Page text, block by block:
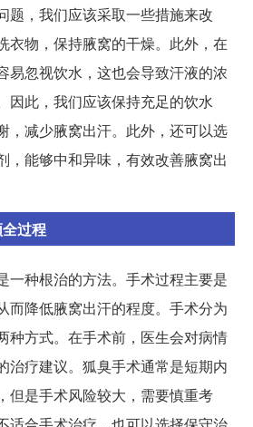
题，我们应该采取一些措施来改
衣物，保持腋窝的干燥。此外，在
易忽视饮水，这也会导致汗液的浓
因此，我们应该保持充足的饮水
，减少腋窝出汗。此外，还可以选
，能够中和异味，有效改善腋窝出
过程
一种根治的方法。手术过程主要是
而降低腋窝出汗的程度。手术分为
种方式。在手术前，医生会对病情
治疗建议。狐臭手术通常是短期内
但是手术风险较大，需要慎重考